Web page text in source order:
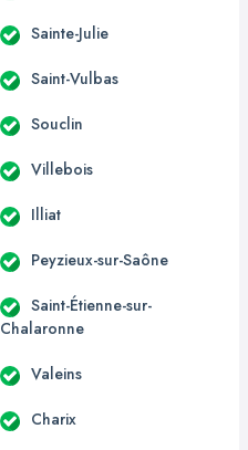
Sainte-Julie
Saint-Vulbas
Souclin
Villebois
Illiat
Peyzieux-sur-Saône
Saint-Étienne-sur-
Chalaronne
Valeins
Charix